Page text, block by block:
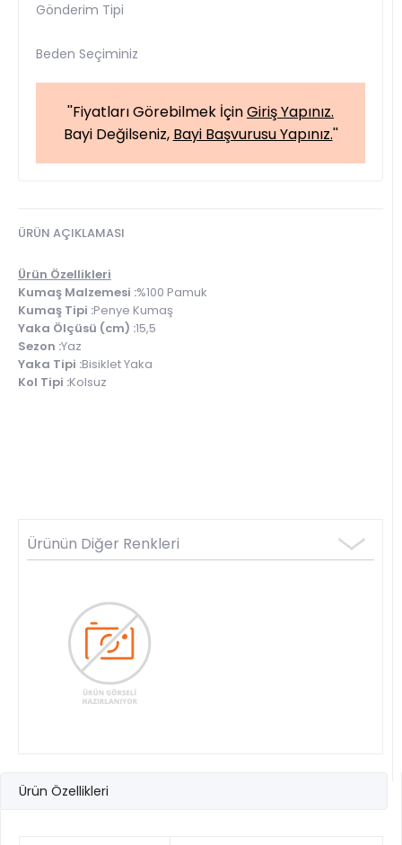
Gönderim Tipi
Beden Seçiminiz
''Fiyatları Görebilmek İçinGiriş Yapınız.
Bayi Değilseniz, Bayi Başvurusu Yapınız.''
ÜRÜN AÇIKLAMASI
Ürün Özellikleri
Kumaş Malzemesi :%100 Pamuk
Kumaş Tipi :Penye Kumaş
Yaka Ölçüsü (cm) :15,5
Sezon :Yaz
Yaka Tipi :Bisiklet Yaka
Kol Tipi :Kolsuz
Ürünün Diğer Renkleri
Ürün Özellikleri